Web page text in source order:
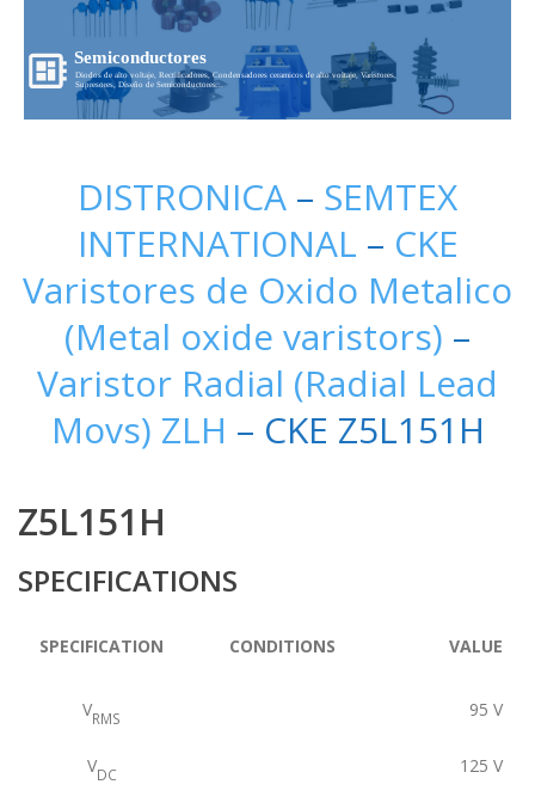
Semiconductores
Diodos de alto voltaje, Rectificadores, Condensadores ceramicos de alto voltaje, Varistores,
Supresores, Diseño de Semiconductores...
DISTRONICA – SEMTEX
INTERNATIONAL – CKE
Varistores de Oxido Metalico
(Metal oxide varistors) –
Varistor Radial (Radial Lead
Movs) ZLH – CKE Z5L151H
Z5L151H
SPECIFICATIONS
SPECIFICATION CONDITIONS VALUE
VRMS 95 V
VDC 125 V